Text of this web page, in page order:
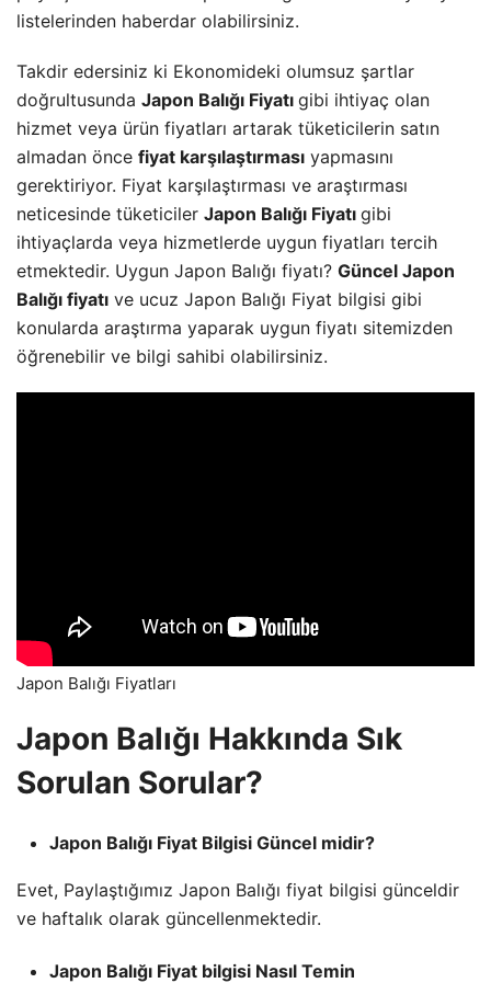
listelerinden haberdar olabilirsiniz.
Takdir edersiniz ki Ekonomideki olumsuz şartlar
doğrultusunda Japon Balığı Fiyatı gibi ihtiyaç olan
hizmet veya ürün fiyatları artarak tüketicilerin satın
almadan önce fiyat karşılaştırması yapmasını
gerektiriyor. Fiyat karşılaştırması ve araştırması
neticesinde tüketiciler Japon Balığı Fiyatı gibi
ihtiyaçlarda veya hizmetlerde uygun fiyatları tercih
etmektedir. Uygun Japon Balığı fiyatı? Güncel Japon
Balığı fiyatı ve ucuz Japon Balığı Fiyat bilgisi gibi
konularda araştırma yaparak uygun fiyatı sitemizden
öğrenebilir ve bilgi sahibi olabilirsiniz.
Japon Balığı Fiyatları
Japon Balığı Hakkında Sık
Sorulan Sorular?
Japon Balığı Fiyat Bilgisi Güncel midir?
Evet, Paylaştığımız Japon Balığı fiyat bilgisi günceldir
ve haftalık olarak güncellenmektedir.
Japon Balığı Fiyat bilgisi Nasıl Temin